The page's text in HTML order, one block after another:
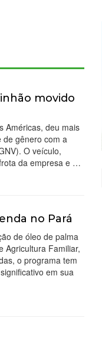
movido
Américas, deu mais
de gênero com a
O veículo,
da empresa e …
no Pará
de óleo de palma
Agricultura Familiar,
o programa tem
em sua